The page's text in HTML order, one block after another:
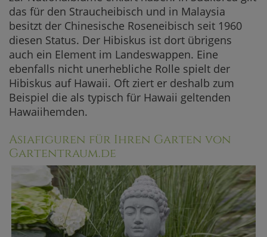
das für den Straucheibisch und in Malaysia
besitzt der Chinesische Roseneibisch seit 1960
diesen Status. Der Hibiskus ist dort übrigens
auch ein Element im Landeswappen. Eine
ebenfalls nicht unerhebliche Rolle spielt der
Hibiskus auf Hawaii. Oft ziert er deshalb zum
Beispiel die als typisch für Hawaii geltenden
Hawaiihemden.
Asiafiguren für Ihren Garten von
Gartentraum.de